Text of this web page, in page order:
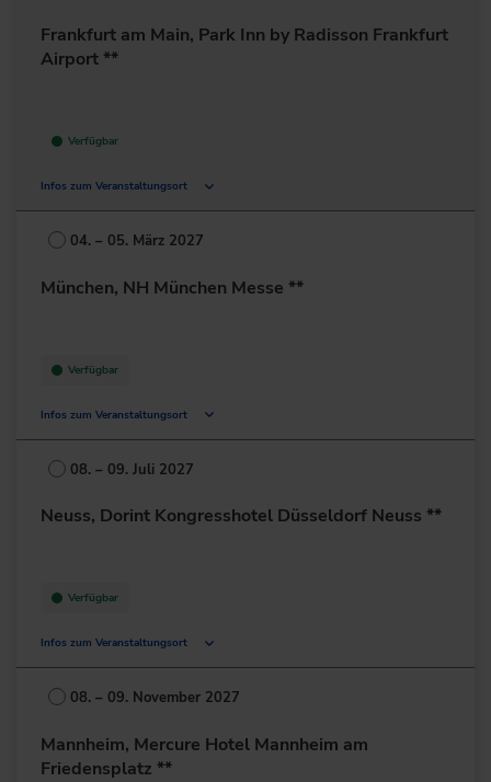
Frankfurt am Main, Park Inn by Radisson Frankfurt
Airport **
Verfügbar
Infos zum Veranstaltungsort
Amelia-Mary-Earhart-Straße 10
60549 Frankfurt am Main
04. – 05. März 2027
München, NH München Messe **
Verfügbar
Infos zum Veranstaltungsort
Eggenfeldener Str. 100
81929 München
08. – 09. Juli 2027
Neuss, Dorint Kongresshotel Düsseldorf Neuss **
Verfügbar
Infos zum Veranstaltungsort
Selikumer Str. 25
41460 Neuss
+49 2131/262-0
08. – 09. November 2027
Mannheim, Mercure Hotel Mannheim am
Friedensplatz **